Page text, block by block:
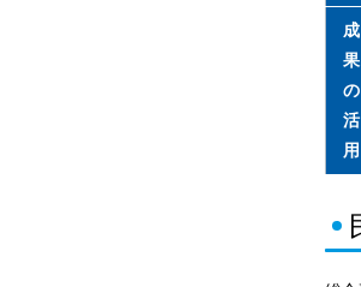
成
果
の
活
用